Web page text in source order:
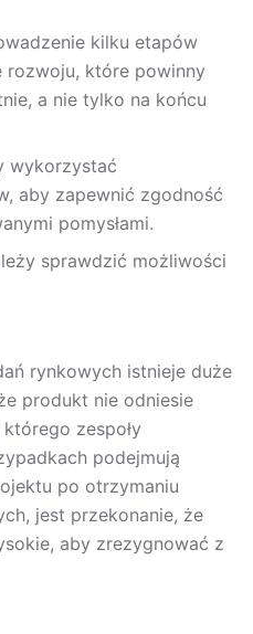
kilku etapów
rozwoju, które powinny
a nie tylko na końcu
wykorzystać
aby zapewnić zgodność
pomysłami.
sprawdzić możliwości
rynkowych istnieje duże
produkt nie odniesie
zespoły
podejmują
po otrzymaniu
jest przekonanie, że
aby zrezygnować z